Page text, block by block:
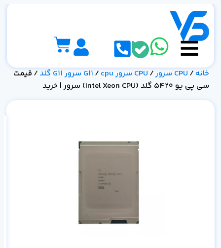
خانه / CPU سرور / CPU سرور G11 / cpu سرور G11 گلد
/ قیمت
سی پی یو 5420 گلد (Intel Xeon CPU) سرور | خرید